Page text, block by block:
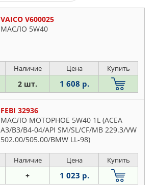
VAICO V600025
МАСЛО 5W40
Наличие Цена Купить
2 шт. 1 608 р.
FEBI 32936
МАСЛО МОТОРНОЕ 5W40 1L (ACEA
A3/B3/B4-04/API SM/SL/CF/MB 229.3/VW
502.00/505.00/BMW LL-98)
Наличие Цена Купить
+ 1 023 р.